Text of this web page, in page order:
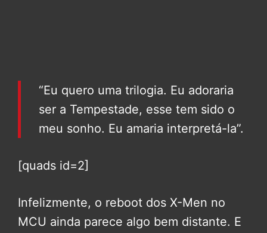
“Eu quero uma trilogia. Eu adoraria
ser a Tempestade, esse tem sido o
meu sonho. Eu amaria interpretá-la”.
[quads id=2]
Infelizmente, o reboot dos X-Men no
MCU ainda parece algo bem distante. E